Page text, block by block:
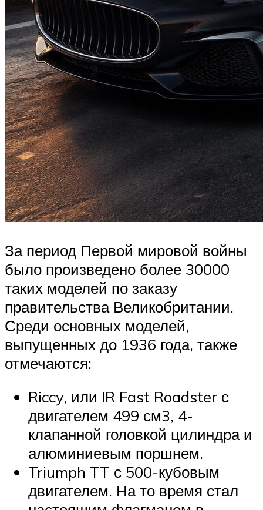
За период Первой мировой войны
было произведено более 30000
таких моделей по заказу
правительства Великобритании.
Среди основных моделей,
выпущенных до 1936 года, также
отмечаются:
Riccy, или IR Fast Roadster с
двигателем 499 см3, 4-
клапанной головкой цилиндра и
алюминиевым поршнем.
Triumph TT с 500-кубовым
двигателем. На то время стал